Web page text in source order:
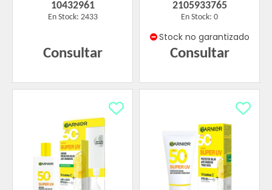
10432961
En Stock: 2433
Consultar
2105933765
En Stock: 0
Stock no garantizado
Consultar